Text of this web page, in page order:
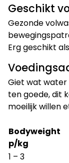
Geschikt
Gezonde
Erg geschikt
Giet wat water
ten goede, dit
moeilijk willen
Bodyweight
p/kg
1 – 3